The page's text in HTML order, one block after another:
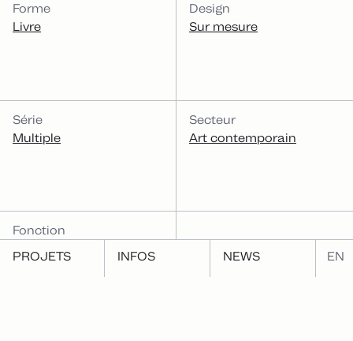
PROJETS INFOS NEWS EN
CATÉGORIES
Forme
Livre
Design
Sur mesure
Série
Multiple
Secteur
Art contemporain
Fonction
Éditer